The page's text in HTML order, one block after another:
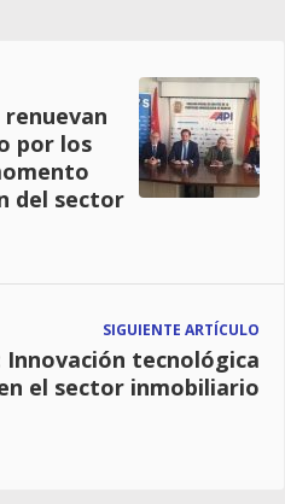
renuevan
por los
del sector
SIGUIENTE ARTÍCULO
Innovación tecnológica
el sector inmobiliario